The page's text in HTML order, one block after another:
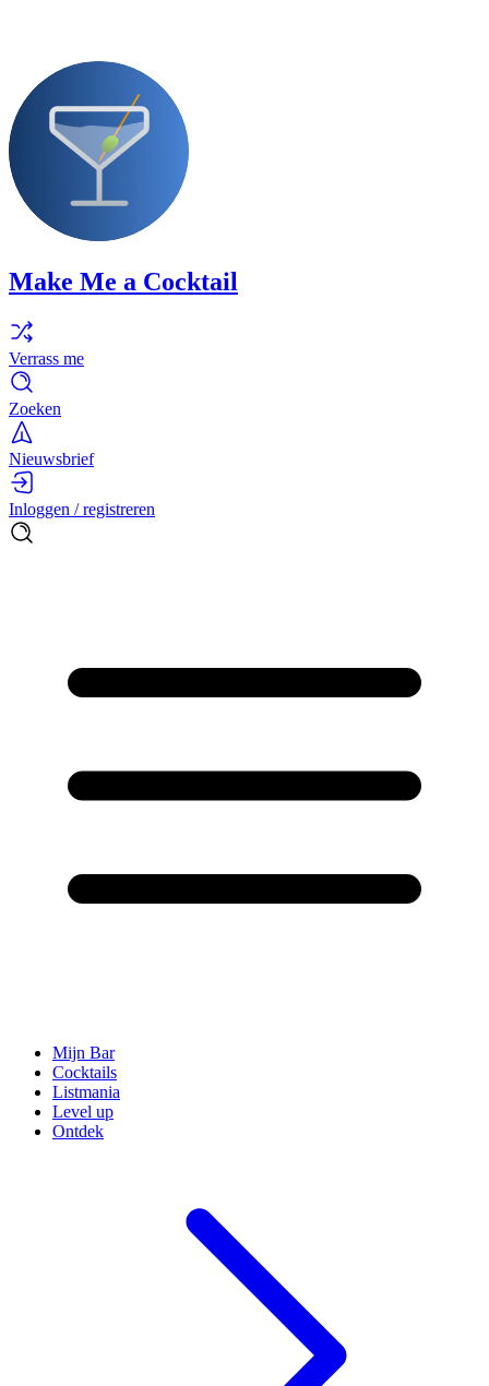
Make Me a Cocktail
Verrass me
Zoeken
Nieuwsbrief
Inloggen / registreren
Mijn Bar
Cocktails
Listmania
Level up
Ontdek